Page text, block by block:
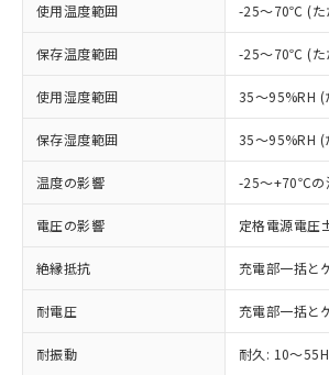
使用温度範囲 -25～70℃ (た
保存温度範囲 -25～70℃ (た
使用湿度範囲 35～95%RH (
保存湿度範囲 35～95%RH (
温度の影響 -25～+70℃の
電圧の影響 定格電源電
絶縁抵抗 充電部一括と
耐電圧 充電部一括と
耐振動 耐久: 10～
ご利用条件
以下の条件をお読みいただき、
本サービスは、当社制御機
商品の当社在庫状況および
(税抜)を提供させていただ
当社制御機器事業取扱商品
本サービスの対象外となる
ことをご了承ください。
在庫状況および標準価格照
記載している更新日時点で
対応予定：EU RoHS指令（10物
商品です。
対応予定なし：EU RoHS指令（
非含有に非対応の商品で、対応品
定はありません。
調査・確認中：EU RoHS指令（
非含有の対応状況を調査中また
非該当品：ライセンス料など無
害物質有無と関係のない商品で
仕入先様の事情により、非含有
いたものが、含有品と判明した
むを得ず変更することがありま
*EU RoHS指令（10物質）：
※1 中国RoHS○×表
「○」：最大均質材料含有率が
基準値以下であることを示しま
「×」：最大均質材料含有率が
基準値を超えていることを示し
「－」：未確認です。当社販売
い合わせください。
当社は、これら貴社製品の
為替および外国貿易法に定
（以下｢規制貨物等」とい